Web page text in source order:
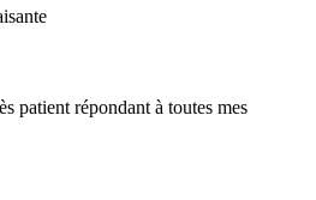
patient répondant à toutes mes